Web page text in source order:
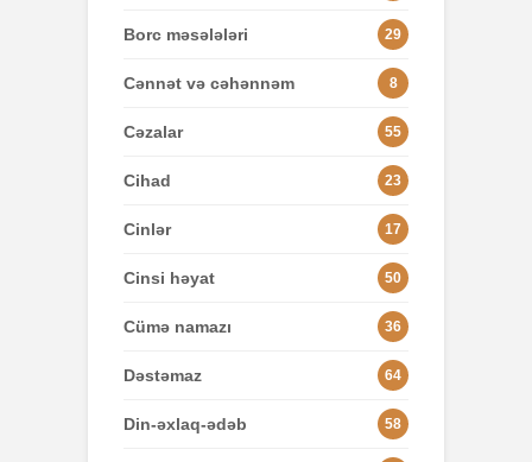
Borc məsələləri 29
Cənnət və cəhənnəm 8
Cəzalar 55
Cihad 23
Cinlər 17
Cinsi həyat 50
Cümə namazı 36
Dəstəmaz 64
Din-əxlaq-ədəb 58